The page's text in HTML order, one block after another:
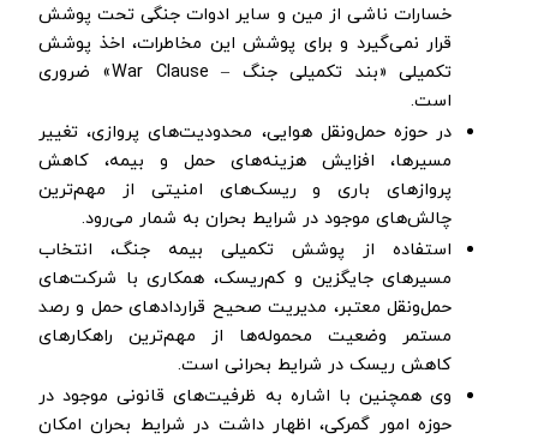
خسارات ناشی از مین و سایر ادوات جنگی تحت پوشش
قرار نمی‌گیرد و برای پوشش این مخاطرات، اخذ پوشش
تکمیلی «بند تکمیلی جنگ – War Clause» ضروری
است.
در حوزه حمل‌ونقل هوایی، محدودیت‌های پروازی، تغییر
مسیرها، افزایش هزینه‌های حمل و بیمه، کاهش
پروازهای باری و ریسک‌های امنیتی از مهم‌ترین
چالش‌های موجود در شرایط بحران به شمار می‌رود.
استفاده از پوشش تکمیلی بیمه جنگ، انتخاب
مسیرهای جایگزین و کم‌ریسک، همکاری با شرکت‌های
حمل‌ونقل معتبر، مدیریت صحیح قراردادهای حمل و رصد
مستمر وضعیت محموله‌ها از مهم‌ترین راهکارهای
کاهش ریسک در شرایط بحرانی است.
وی همچنین با اشاره به ظرفیت‌های قانونی موجود در
حوزه امور گمرکی، اظهار داشت در شرایط بحران امکان